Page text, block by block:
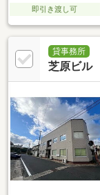
即引き渡し可
貸事務所
芝原ビル